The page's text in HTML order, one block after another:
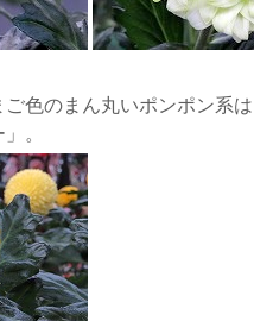
色のまん丸いポンポン系
。